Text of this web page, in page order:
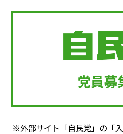
※外部サイト「自民党」の「入